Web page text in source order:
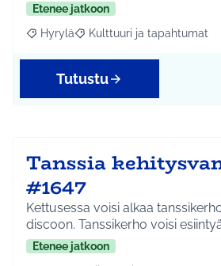
Etenee jatkoon
Rajaa tulokset aihepiirin mukaan:
Hyrylä Rajaa tulokset teeman
Kulttuuri ja tapahtumat
Tutustu
Tanssia
#1647
Kettusessa voisi alkaa
discoon. Tanssikerho voisi
Etenee jatkoon